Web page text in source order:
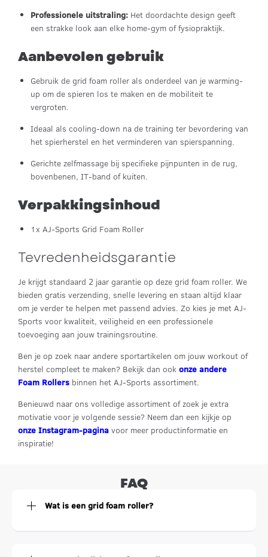
Professionele uitstraling: Het doordachte design geeft
een strakke look aan elke home-gym of fysiopraktijk.
Aanbevolen gebruik
Gebruik de grid foam roller als onderdeel van je warming-
up om de spieren los te maken en de mobiliteit te
vergroten.
Ideaal als cooling-down na de training ter bevordering van
het spierherstel en het verminderen van spierspanning.
Gerichte zelfmassage bij specifieke pijnpunten in de rug,
bovenbenen, IT-band of kuiten.
Verpakkingsinhoud
1x AJ-Sports Grid Foam Roller
Tevredenheidsgarantie
Je krijgt standaard 2 jaar garantie op deze grid foam roller. We
bieden gratis verzending, snelle levering en staan altijd klaar
om je verder te helpen met passend advies. Zo kies je met AJ-
Sports voor kwaliteit, veiligheid en een professionele
toevoeging aan jouw trainingsroutine.
Ben je op zoek naar andere sportartikelen om jouw workout of
herstel compleet te maken? Bekijk dan ook onze andere
Foam Rollers binnen het AJ-Sports assortiment.
Benieuwd naar ons volledige assortiment of zoek je extra
motivatie voor je volgende sessie? Neem dan een kijkje op
onze Instagram-pagina voor meer productinformatie en
inspiratie!
FAQ
Wat is een grid foam roller?